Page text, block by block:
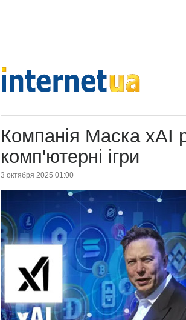
Компанія Маска xAI
комп'ютерні ігри
3 октября 2025 01:00